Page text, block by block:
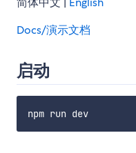
Docs/演示文档
启动